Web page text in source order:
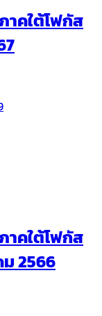
คใต้โฟกัส
คใต้โฟกัส
2566